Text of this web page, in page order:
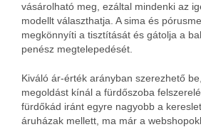
vásárolható meg, ezáltal mindenki az
modellt választhatja. A sima és
megkönnyíti a tisztítását és gátolja a
penész megtelepedését.
Kiváló ár-érték arányban szerezhető
megoldást kínál a fürdőszoba
fürdőkád iránt egyre nagyobb a
áruházak mellett, ma már a